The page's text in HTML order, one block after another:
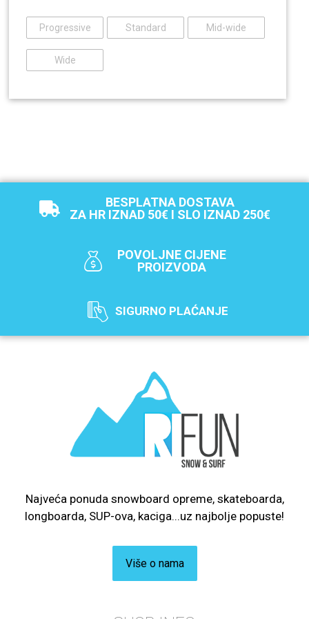
Progressive Standard Mid-wide
Wide
BESPLATNA DOSTAVA
ZA HR IZNAD 50€ I SLO IZNAD 250€
POVOLJNE CIJENE
PROIZVODA
SIGURNO PLAĆANJE
Najveća ponuda snowboard opreme, skateboarda,
longboarda, SUP-ova, kaciga...uz najbolje popuste!
Više o nama